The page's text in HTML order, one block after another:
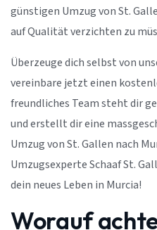
günstigen Umzug von St.
auf Qualität verzichten zu
Überzeuge dich selbst von
vereinbare jetzt einen
freundliches Team steht dir
und erstellt dir eine
Umzug von St. Gallen nach
Umzugsexperte Schaaf St.
dein neues Leben in Murcia!
Worauf